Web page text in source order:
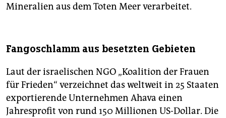
Mineralien aus dem Toten Meer verarbeitet.
Fangoschlamm aus besetzten Gebieten
Laut der israelischen NGO „Koalition der Frauen
für Frieden“ verzeichnet das weltweit in 25 Staaten
exportierende Unternehmen Ahava einen
Jahresprofit von rund 150 Millionen US-Dollar. Die